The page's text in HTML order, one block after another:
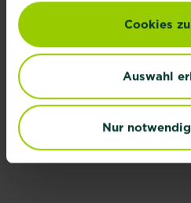
Cookies
Auswahl
Nur
Chili